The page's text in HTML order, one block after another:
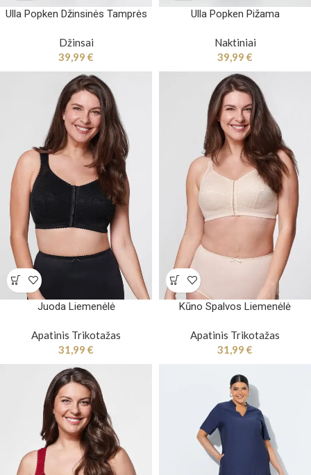
Ulla Popken Džinsinės Tamprės
Džinsai
39,99 €
Ulla Popken Pižama
Naktiniai
39,99 €
Juoda Liemenėlė
Apatinis Trikotažas
31,99 €
Kūno Spalvos Liemenėlė
Apatinis Trikotažas
31,99 €